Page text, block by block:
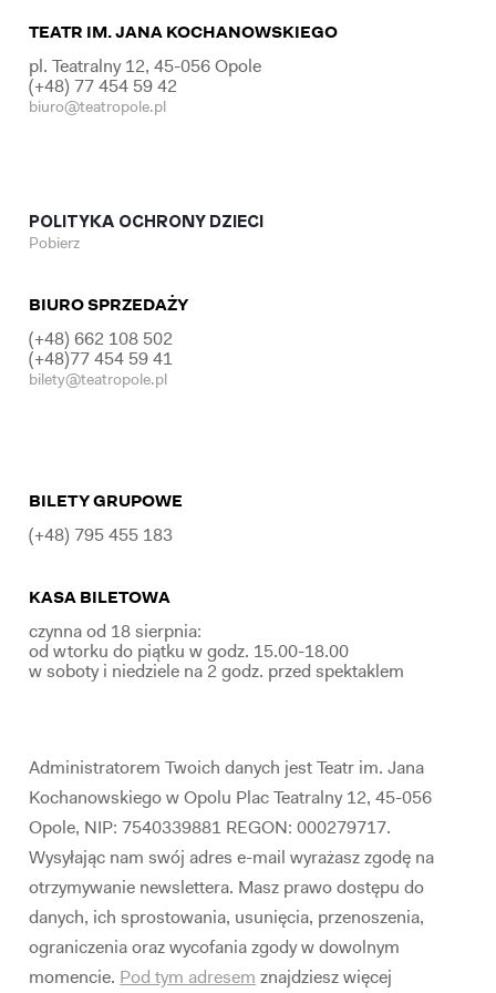
TEATR IM. JANA KOCHANOWSKIEGO
pl. Teatralny 12, 45-056 Opole
(+48) 77 454 59 42
biuro@teatropole.pl
POLITYKA OCHRONY DZIECI
Pobierz
BIURO SPRZEDAŻY
(+48) 662 108 502
(+48)77 454 59 41
bilety@teatropole.pl
BILETY GRUPOWE
(+48) 795 455 183
KASA BILETOWA
czynna od 18 sierpnia:
od wtorku do piątku w godz. 15.00-18.00
w soboty i niedziele na 2 godz. przed spektaklem
Administratorem Twoich danych jest Teatr im. Jana
Kochanowskiego w Opolu Plac Teatralny 12, 45-056
Opole, NIP: 7540339881 REGON: 000279717.
Wysyłając nam swój adres e-mail wyrażasz zgodę na
otrzymywanie newslettera. Masz prawo dostępu do
danych, ich sprostowania, usunięcia, przenoszenia,
ograniczenia oraz wycofania zgody w dowolnym
momencie. Pod tym adresem znajdziesz więcej